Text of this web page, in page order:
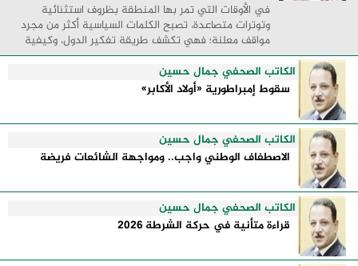
في الأوقات التي تمر بها المنطقة بظروف استثنائية
وتوترات متصاعدة، تصبح الكلمات السياسية أكثر من مجرد
مواقف معلنة؛ فهي تكشف طريقة تفكير الدول، وكيفية
إدارتها للأزمات، والحدود التي تفصل بين القوة ...
الكاتب الصحفي جمال حسين
سقوط إمبراطورية «أولاد الأكابر»
الكاتب الصحفي جمال حسين
الاصطفاف الوطني واجب.. ومواجهة الشائعات فريضة
الكاتب الصحفي جمال حسين
قراءة متأنية في حركة الشرطة 2026